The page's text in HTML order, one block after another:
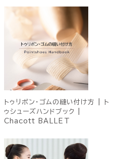
トゥリボン・ゴムの縫い付け方 | ト
ゥシューズハンドブック |
Chacott BALLET